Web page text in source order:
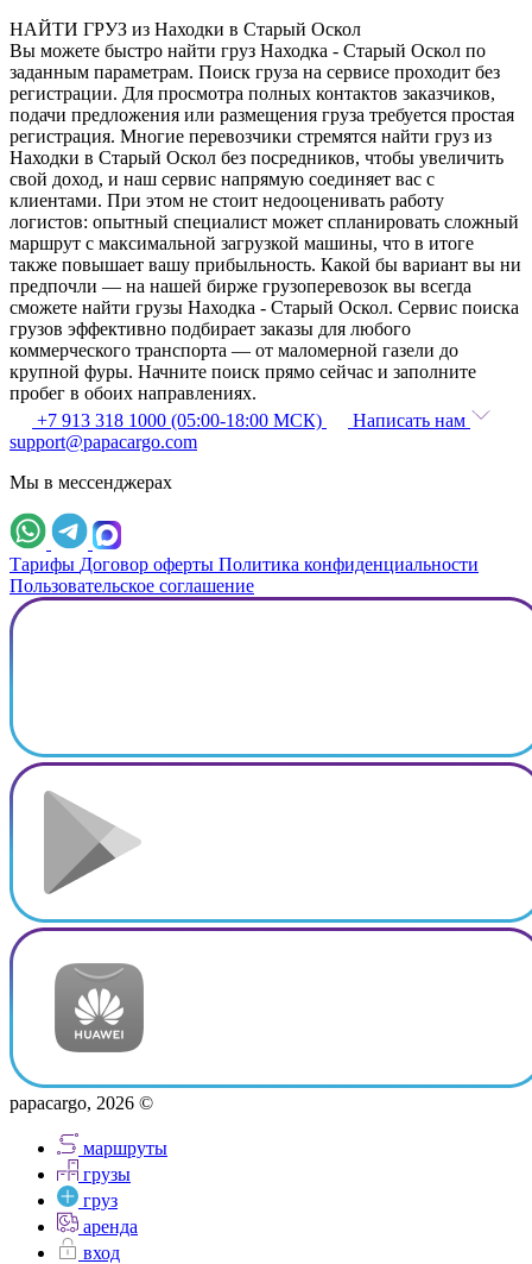
НАЙТИ ГРУЗ из Находки в Старый Оскол
Вы можете быстро найти груз Находка - Старый Оскол по
заданным параметрам. Поиск груза на сервисе проходит без
регистрации. Для просмотра полных контактов заказчиков,
подачи предложения или размещения груза требуется простая
регистрация. Многие перевозчики стремятся найти груз из
Находки в Старый Оскол без посредников, чтобы увеличить
свой доход, и наш сервис напрямую соединяет вас с
клиентами. При этом не стоит недооценивать работу
логистов: опытный специалист может спланировать сложный
маршрут с максимальной загрузкой машины, что в итоге
также повышает вашу прибыльность. Какой бы вариант вы ни
предпочли — на нашей бирже грузоперевозок вы всегда
сможете найти грузы Находка - Старый Оскол. Сервис поиска
грузов эффективно подбирает заказы для любого
коммерческого транспорта — от маломерной газели до
крупной фуры. Начните поиск прямо сейчас и заполните
пробег в обоих направлениях.
+7 913 318 1000 (05:00-18:00 МСК)
Написать нам
support@papacargo.com
Мы в мессенджерах
Тарифы Договор оферты Политика конфиденциальности
Пользовательское соглашение
papacargo, 2026 ©
маршруты
грузы
груз
аренда
вход